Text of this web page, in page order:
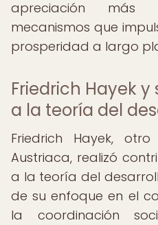
apreciación
mecanismos que
prosperidad a largo
Friedrich Hayek
a la teoría del
Friedrich Hayek,
Austriaca, realizó
a la teoría del
de su enfoque en el
la coordinación